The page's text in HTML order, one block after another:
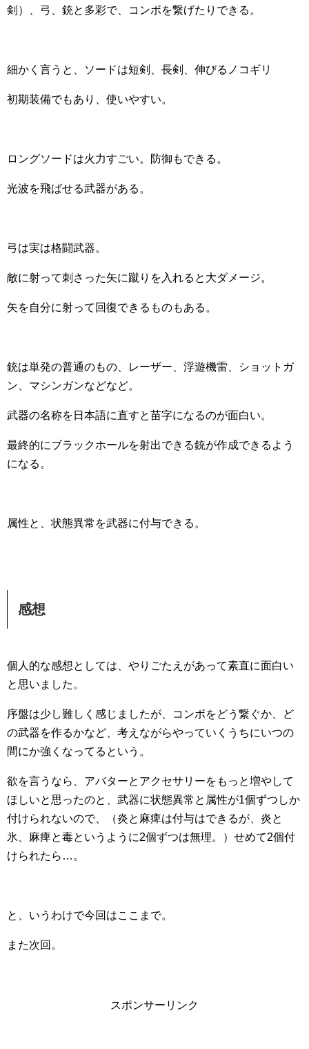
剣）、弓、銃と多彩で、コンボを繋げたりできる。
細かく言うと、ソードは短剣、長剣、伸びるノコギリ
初期装備でもあり、使いやすい。
ロングソードは火力すごい。防御もできる。
光波を飛ばせる武器がある。
弓は実は格闘武器。
敵に射って刺さった矢に蹴りを入れると大ダメージ。
矢を自分に射って回復できるものもある。
銃は単発の普通のもの、レーザー、浮遊機雷、ショットガ
ン、マシンガンなどなど。
武器の名称を日本語に直すと苗字になるのが面白い。
最終的にブラックホールを射出できる銃が作成できるよう
になる。
属性と、状態異常を武器に付与できる。
感想
個人的な感想としては、やりごたえがあって素直に面白い
と思いました。
序盤は少し難しく感じましたが、コンボをどう繋ぐか、ど
の武器を作るかなど、考えながらやっていくうちにいつの
間にか強くなってるという。
欲を言うなら、アバターとアクセサリーをもっと増やして
ほしいと思ったのと、武器に状態異常と属性が1個ずつしか
付けられないので、（炎と麻痺は付与はできるが、炎と
氷、麻痺と毒というように2個ずつは無理。）せめて2個付
けられたら…。
と、いうわけで今回はここまで。
また次回。
スポンサーリンク